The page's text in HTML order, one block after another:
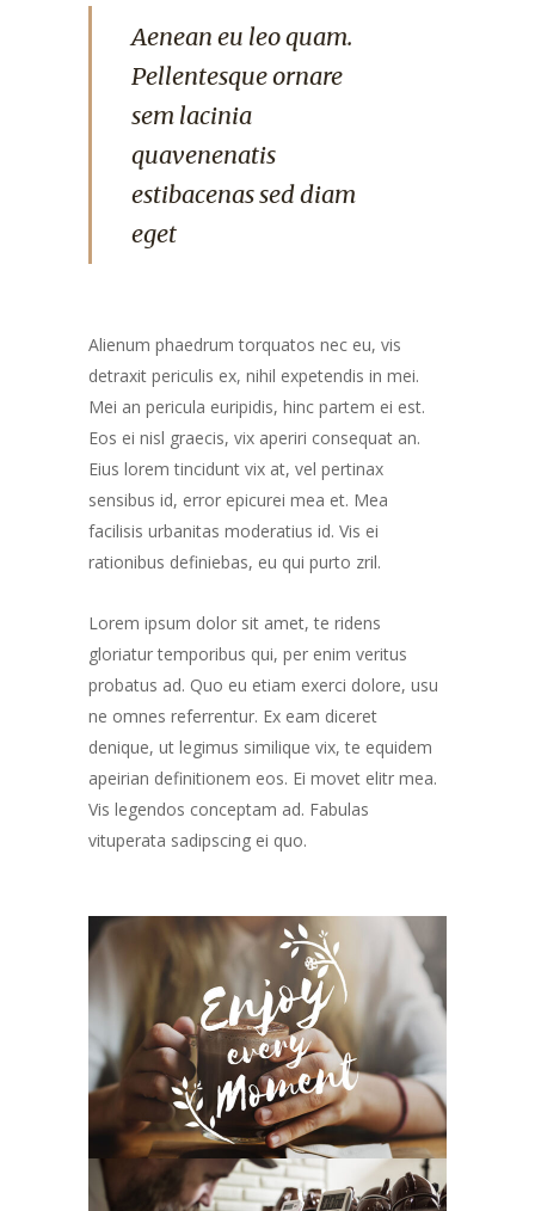
Aenean eu leo quam.
Pellentesque ornare
sem lacinia
quavenenatis
estibacenas sed diam
eget
Alienum phaedrum torquatos nec eu, vis
detraxit periculis ex, nihil expetendis in mei.
Mei an pericula euripidis, hinc partem ei est.
Eos ei nisl graecis, vix aperiri consequat an.
Eius lorem tincidunt vix at, vel pertinax
sensibus id, error epicurei mea et. Mea
facilisis urbanitas moderatius id. Vis ei
rationibus definiebas, eu qui purto zril.
Lorem ipsum dolor sit amet, te ridens
gloriatur temporibus qui, per enim veritus
probatus ad. Quo eu etiam exerci dolore, usu
ne omnes referrentur. Ex eam diceret
denique, ut legimus similique vix, te equidem
apeirian definitionem eos. Ei movet elitr mea.
Vis legendos conceptam ad. Fabulas
vituperata sadipscing ei quo.